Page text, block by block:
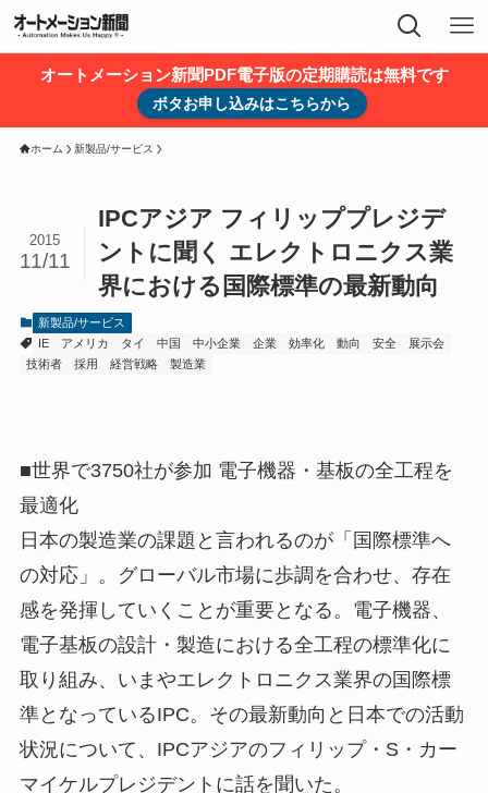
オートメーション新聞PDF電子版の定期購読は無料です
ボタお申し込みはこちらから
ホーム 新製品/サービス
IPCアジア フィリッププレジデ
ントに聞く エレクトロニクス業
界における国際標準の最新動向
2015
11/11
新製品/サービス
IE
アメリカ タイ 中国 中小企業 企業 効率化 動向 安全
展示会
技術者
採用 経営戦略 製造業
■世界で3750社が参加 電子機器・基板の全工程を
最適化
日本の製造業の課題と言われるのが「国際標準へ
の対応」。グローバル市場に歩調を合わせ、存在
感を発揮していくことが重要となる。電子機器、
電子基板の設計・製造における全工程の標準化に
取り組み、いまやエレクトロニクス業界の国際標
準となっているIPC。その最新動向と日本での活動
状況について、IPCアジアのフィリップ・S・カー
マイケルプレジデントに話を聞いた。